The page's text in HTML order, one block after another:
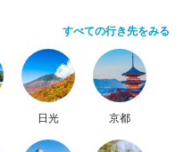
すべての行き先をみる
日光 京都